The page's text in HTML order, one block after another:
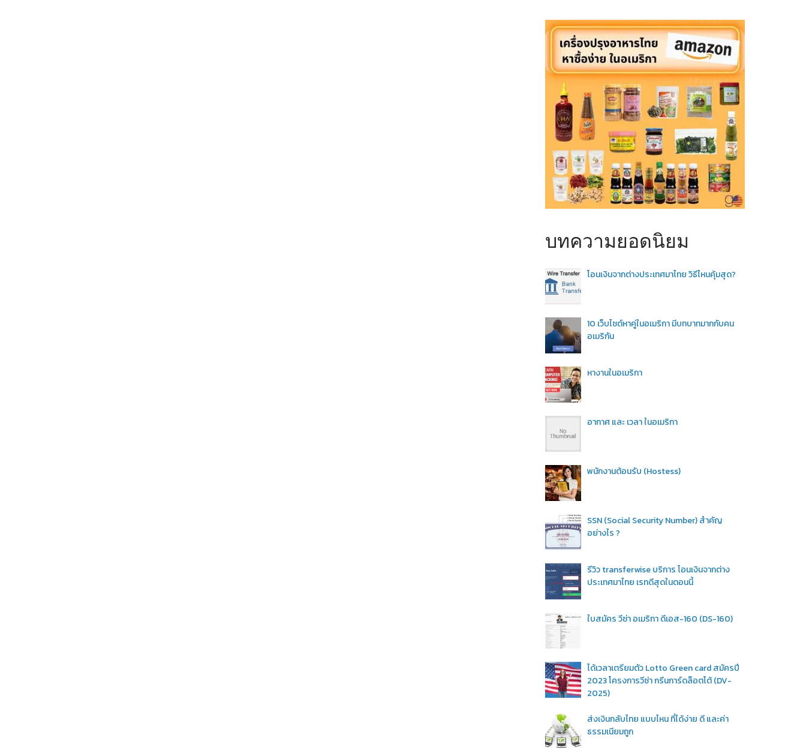
บทความยอดนิยม
โอนเงินจากต่างประเทศมาไทย วิธีไหนคุ้มสุด?
10 เว็บไซต์หาคู่ในอเมริกา มีบทบาทมากกับคน
อเมริกัน
หางานในอเมริกา
อากาศ และ เวลา ในอเมริกา
พนักงานต้อนรับ (Hostess)
SSN (Social Security Number) สำคัญ
อย่างไร ?
รีวิว transferwise บริการ โอนเงินจากต่าง
ประเทศมาไทย เรทดีสุดในตอนนี้
ใบสมัคร วีซ่า อเมริกา ดีเอส-160 (DS-160)
ได้เวลาเตรียมตัว Lotto Green card สมัครปี
2023 โครงการวีซ่า กรีนการ์ดล็อตโต้ (DV-
2025)
ส่งเงินกลับไทย แบบไหน ที่ได้ง่าย ดี และค่า
ธรรมเนียมถูก